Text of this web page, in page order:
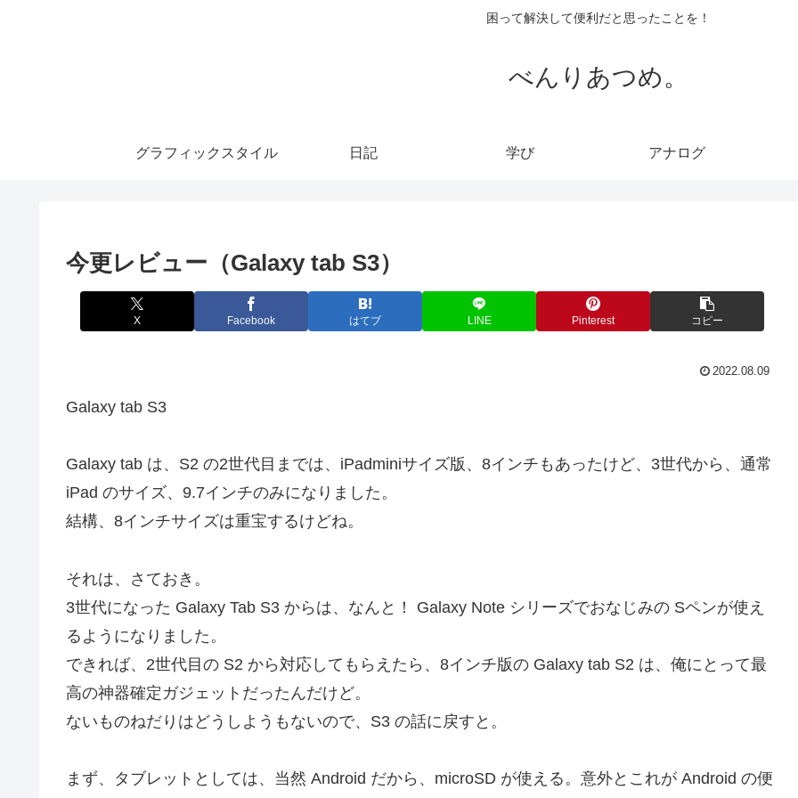
困って解決して便利だと思ったことを！
べんりあつめ。
グラフィックスタイル 日記 学び アナログ
今更レビュー（Galaxy tab S3）
X Facebook はてブ LINE Pinterest コピー
2022.08.09
Galaxy tab S3
Galaxy tab は、S2 の2世代目までは、iPadminiサイズ版、8インチもあったけど、3世代から、通常
iPad のサイズ、9.7インチのみになりました。
結構、8インチサイズは重宝するけどね。
それは、さておき。
3世代になった Galaxy Tab S3 からは、なんと！ Galaxy Note シリーズでおなじみの Sペンが使え
るようになりました。
できれば、2世代目の S2 から対応してもらえたら、8インチ版の Galaxy tab S2 は、俺にとって最
高の神器確定ガジェットだったんだけど。
ないものねだりはどうしようもないので、S3 の話に戻すと。
まず、タブレットとしては、当然 Android だから、microSD が使える。意外とこれが Android の便